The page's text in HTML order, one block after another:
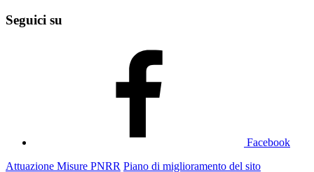
Seguici su
Facebook
Attuazione Misure PNRR Piano di miglioramento del sito